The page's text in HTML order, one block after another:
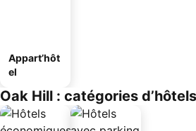
Appart’hôt
el
Oak Hill : catégories